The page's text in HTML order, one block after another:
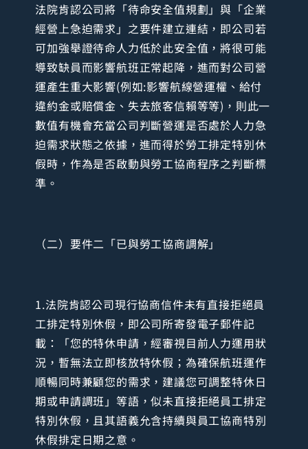
法院肯認公司將「待命安全值規劃」與「企業
經營上急迫需求」之要件建立連結，即公司若
可加強舉證待命人力低於此安全值，將很可能
導致缺員而影響航班正常起降，進而對公司營
運產生重大影響(例如:影響航線營運權、給付
違約金或賠償金、失去旅客信賴等等)，則此一
數值有機會充當公司判斷營運是否處於人力急
迫需求狀態之依據，進而得於勞工排定特別休
假時，作為是否啟動與勞工協商程序之判斷標
準。
（二）要件二「已與勞工協商調解」
1.法院肯認公司現行協商信件未有直接拒絕員
工排定特別休假，即公司所寄發電子郵件記
載：「您的特休申請，經審視目前人力運用狀
況，暫無法立即核放特休假；為確保航班運作
順暢同時兼顧您的需求，建議您可調整特休日
期或申請調班」等語，似未直接拒絕員工排定
特別休假，且其語義允含持續與員工協商特別
休假排定日期之意。